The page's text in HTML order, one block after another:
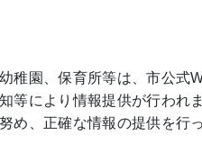
稚園、保育所等は、市公
等により情報提供が行われま
め、正確な情報の提供を